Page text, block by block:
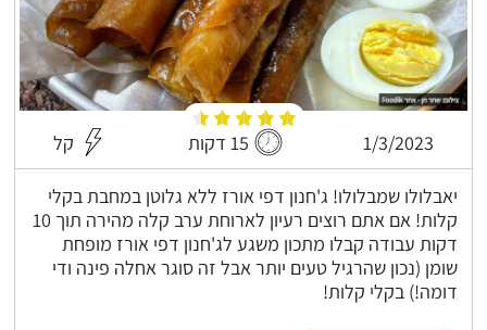
1/3/2023 15 דקות קל
יאבלולו שמבלולו! ג'חנון דפי אורז ללא גלוטן במחבת בקלי
קלות! אם אתם רוצים רעיון לארוחת ערב קלה מהירה תוך 10
דקות עבודה קבלו מתכון משגע לג'חנון דפי אורז מופחת
שומן (נכון שהרגיל טעים יותר אבל זה סוגר אחלה פינה ודי
דומה!) בקלי קלות!